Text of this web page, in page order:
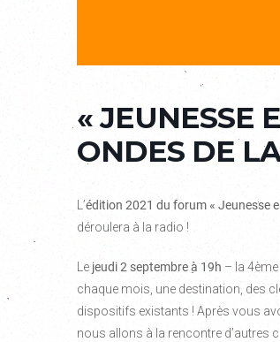
« JEUNESSE
ONDES DE
L’édition 2021 du forum « Jeunesse
déroulera à la radio !
Le jeudi 2 septembreà 19h – la
chaque mois, une destination, des
dispositifs existants ! Après vous
nous allons à la rencontre d’autres